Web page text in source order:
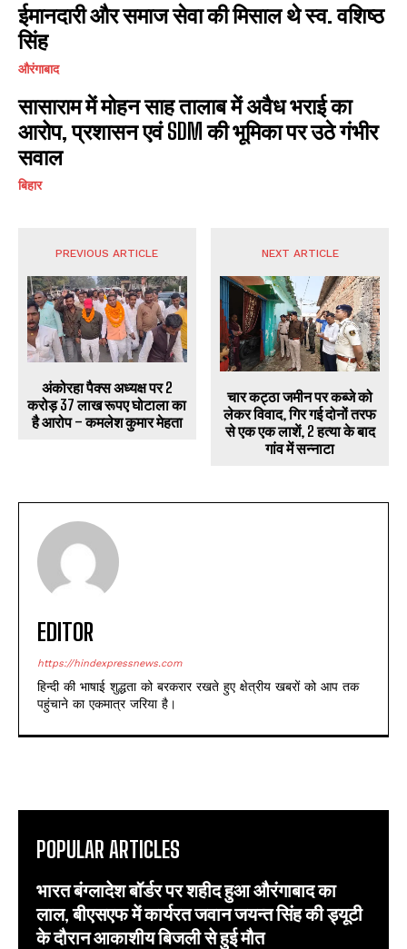
ईमानदारी और समाज सेवा की मिसाल थे स्व. वशिष्ठ
सिंह
औरंगाबाद
सासाराम में मोहन साह तालाब में अवैध भराई का
आरोप, प्रशासन एवं SDM की भूमिका पर उठे गंभीर
सवाल
बिहार
PREVIOUS ARTICLE
अंकोरहा पैक्स अध्यक्ष पर 2
करोड़ 37 लाख रूपए घोटाला का
है आरोप – कमलेश कुमार मेहता
NEXT ARTICLE
चार कट्ठा जमीन पर कब्जे को
लेकर विवाद, गिर गई दोनों तरफ
से एक एक लाशें, 2 हत्या के बाद
गांव में सन्नाटा
EDITOR
https://hindexpressnews.com
हिन्दी की भाषाई शुद्धता को बरकरार रखते हुए क्षेत्रीय खबरों को आप तक
पहुंचाने का एकमात्र जरिया है।
POPULAR ARTICLES
भारत बंग्लादेश बॉर्डर पर शहीद हुआ औरंगाबाद का
लाल, बीएसएफ में कार्यरत जवान जयन्त सिंह की ड्यूटी
के दौरान आकाशीय बिजली से हुई मौत